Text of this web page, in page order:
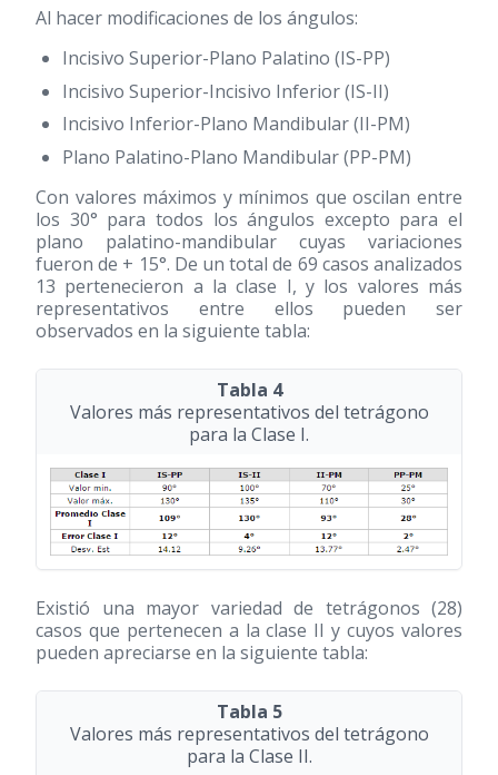
Al hacer modificaciones de los ángulos:
Incisivo Superior-Plano Palatino (IS-PP)
Incisivo Superior-Incisivo Inferior (IS-II)
Incisivo Inferior-Plano Mandibular (II-PM)
Plano Palatino-Plano Mandibular (PP-PM)
Con valores máximos y mínimos que oscilan entre
los 30° para todos los ángulos excepto para el
plano palatino-mandibular cuyas variaciones
fueron de + 15°. De un total de 69 casos analizados
13 pertenecieron a la clase I, y los valores más
representativos entre ellos pueden ser
observados en la siguiente tabla:
Tabla 4
Valores más representativos del tetrágono
para la Clase I.
Existió una mayor variedad de tetrágonos (28)
casos que pertenecen a la clase II y cuyos valores
pueden apreciarse en la siguiente tabla:
Tabla 5
Valores más representativos del tetrágono
para la Clase II.